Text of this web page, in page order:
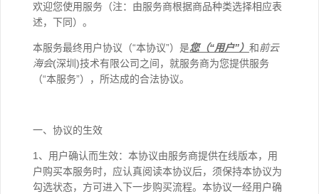
欢迎您使用服务（注：由服务商根据商品种类选择相应表
述，下同）。
本服务最终用户协议（“本协议”）是您（“用户”） 和前云
海会(深圳)技术有限公司之间，就服务商为您提供服务
（“本服务”），所达成的合法协议。
一、协议的生效
1、用户确认而生效：本协议由服务商提供在线版本，用
户购买本服务时，应认真阅读本协议后，须保持本协议为
勾选状态，方可进入下一步购买流程。本协议一经用户确